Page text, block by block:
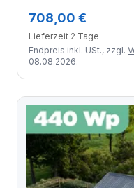
Module
708,00 €
Lieferzeit 2 Tage
Endpreis inkl. USt., zzgl.
08.08.2026.